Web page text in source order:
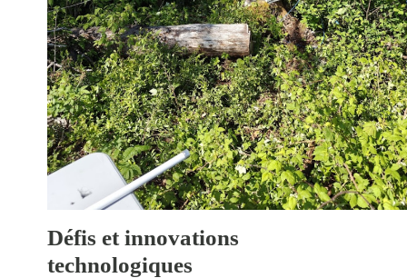
Défis et innovations
technologiques